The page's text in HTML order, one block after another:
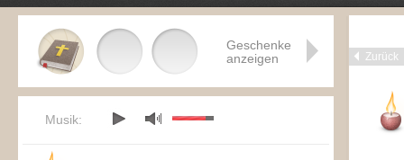
Zurück
Geschenke
anzeigen
Musik: